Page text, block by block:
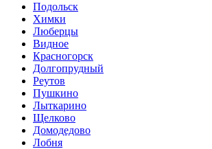
Подольск
Химки
Люберцы
Видное
Красногорск
Долгопрудный
Реутов
Пушкино
Лыткарино
Щелково
Домодедово
Лобня